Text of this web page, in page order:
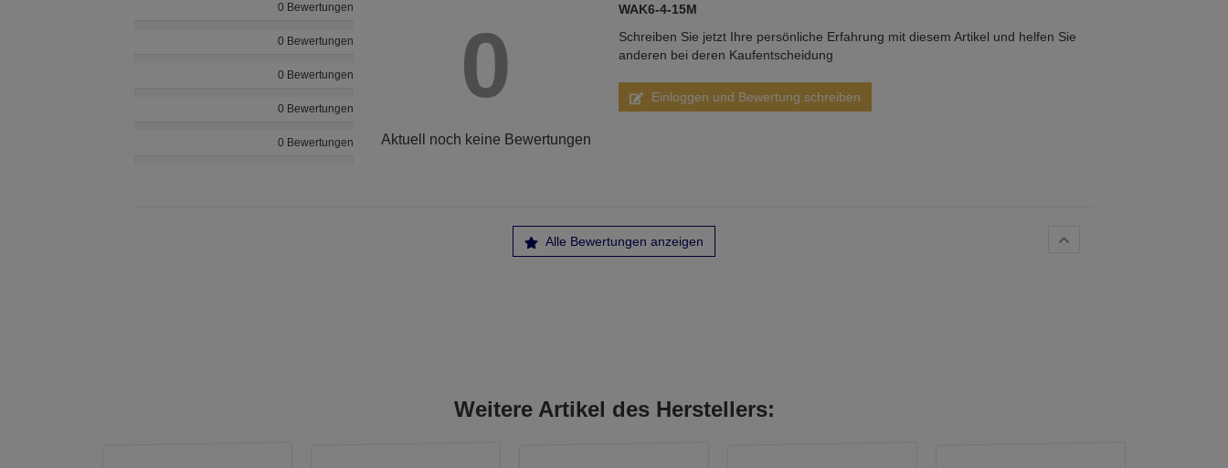
0 Bewertungen
0 Bewertungen
0 Bewertungen
0 Bewertungen
0 Bewertungen
0
Aktuell noch keine Bewertungen
WAK6-4-15M
Schreiben Sie jetzt Ihre persönliche Erfahrung mit diesem Artikel und helfen Sie
anderen bei deren Kaufentscheidung
Einloggen und Bewertung schreiben
Alle Bewertungen anzeigen
Weitere Artikel des Herstellers: